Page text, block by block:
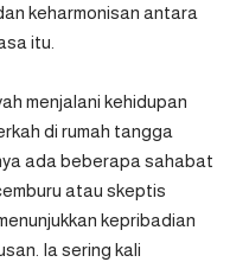
keharmonisan antara
itu.
menjalani kehidupan
di rumah tangga
ada beberapa sahabat
atau skeptis
kepribadian
Ia sering kali